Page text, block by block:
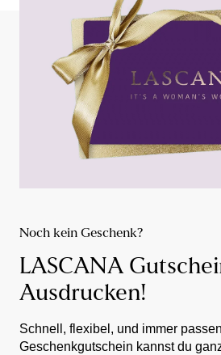
Noch kein Geschenk?
LASCANA
Ausdrucken!
Schnell, flexibel, und immer
Geschenkgutschein kannst du